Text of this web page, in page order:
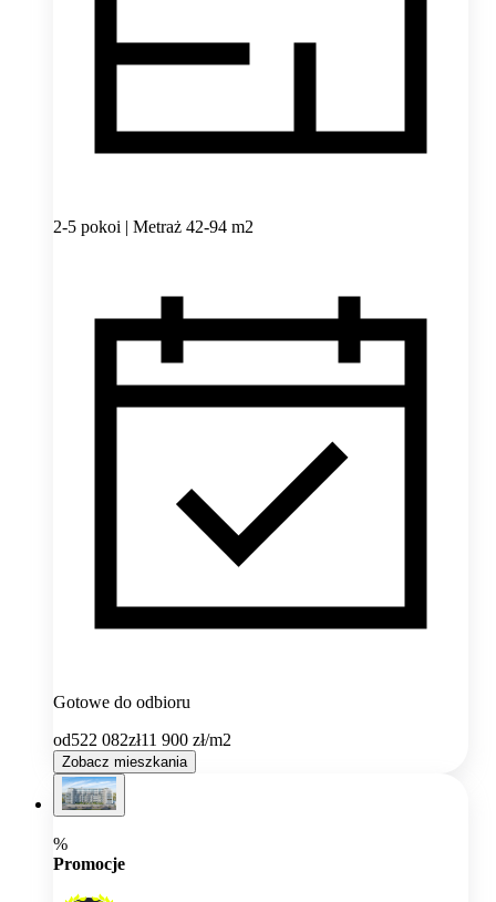
2-5 pokoi | Metraż 42-94 m2
Gotowe do odbioru
od522 082zł11 900 zł/m2
Zobacz mieszkania
%
Promocje